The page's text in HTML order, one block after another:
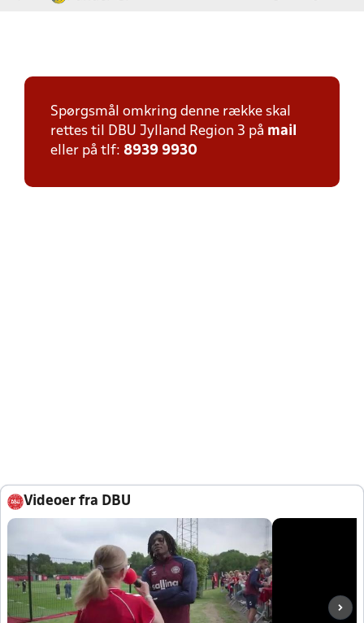
Spørgsmål omkring denne række skal
rettes til DBU Jylland Region 3 på mail
eller på tlf: 8939 9930
Videoer fra DBU